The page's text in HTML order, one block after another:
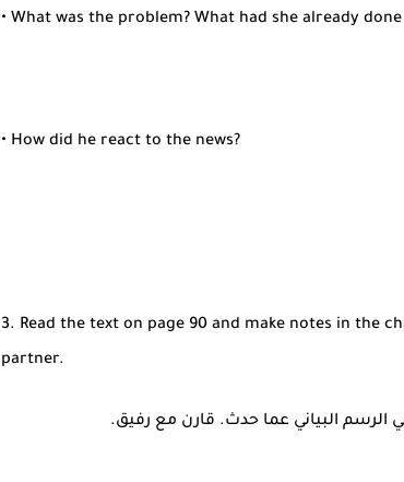
• What was the problem? What had she already
• How did he react to the news?
3. Read the text on page 90 and make notes in the
partner.